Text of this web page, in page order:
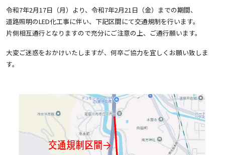
令和7年2月17日（月）より、令和7年2月21日（金）までの期間、
道路照明のLED化工事に伴い、下記区間にて交通規制を行います。
片側相互通行となりますので充分にご注意の上、ご通行願います。
大変ご迷惑をおかけいたしますが、何卒ご協力を宜しくお願い致しま
す。